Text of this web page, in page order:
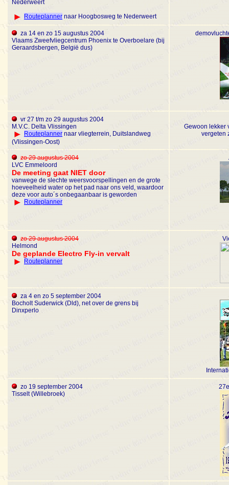
Nederweert
Routeplannernaar Hoogbosweg te Nederweert
za 14 en zo 15 augustus 2004
Vlaams Zweefvliegcentrum Phoenix te Overboelare (bij
Geraardsbergen, België dus)
vr 27 t/m zo 29 augustus 2004
M.V.C. Delta Vlissingen
Routeplannernaar vliegterrein, Duitslandweg
(Vlissingen-Oost)
Gewoon lekker
vergeten
zo 29 augustus 2004
LVC Emmeloord
De meeting gaat NIET door
vanwege de slechte weersvoorspellingen en de grote
hoeveelheid water op het pad naar ons veld, waardoor
deze voor auto´s onbegaanbaar is geworden
Routeplanner
zo 29 augustus 2004
Helmond
De geplande Electro Fly-in vervalt
Routeplanner
za 4 en zo 5 september 2004
Bocholt Suderwick (Dld), net over de grens bij
Dinxperlo
zo 19 september 2004
Tisselt (Willebroek)